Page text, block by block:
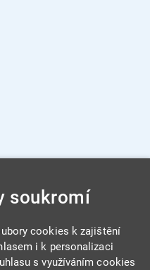
soukromí
cookies k zajištění
i k personalizaci
s využíváním cookies